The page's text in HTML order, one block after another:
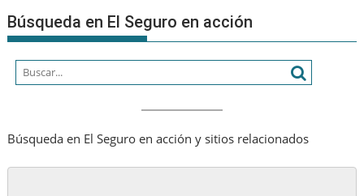
Búsqueda en El Seguro en acción
Búsqueda en El Seguro en acción y sitios relacionados